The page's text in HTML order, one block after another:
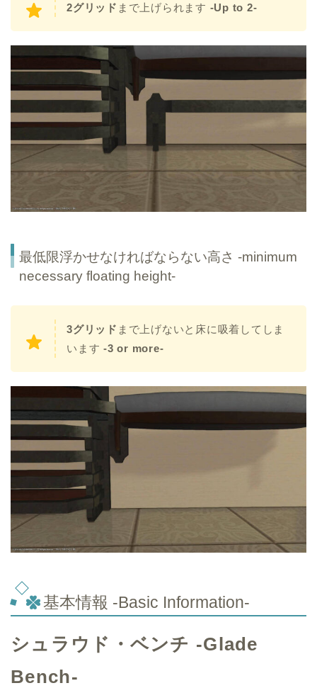
2グリッド まで上げられます -Up to 2-
最低限浮かせなければならない高さ -minimum
necessary floating height-
3グリッド まで上げないと床に吸着してしま
います-3 or more-
基本情報 -Basic Information-
シュラウド・ベンチ -Glade
Bench-